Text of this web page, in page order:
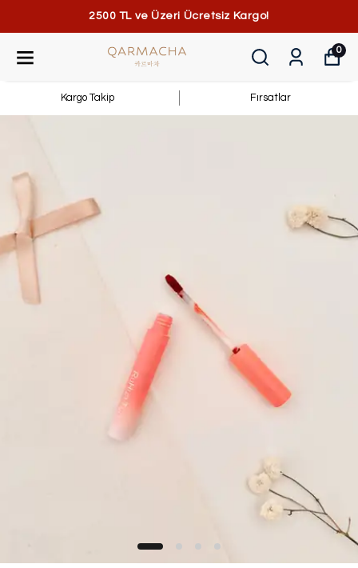
2500 TL ve Üzeri Ücretsiz Kargo!
0
Kargo Takip Fırsatlar